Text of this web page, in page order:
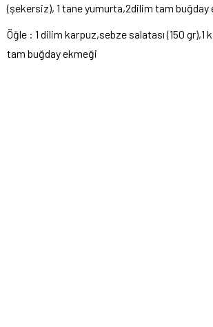
(şekersiz), 1 tane yumurta,2dilim tam buğday
Öğle : 1 dilim karpuz,sebze salatası (150 gr),1
tam buğday ekmeği